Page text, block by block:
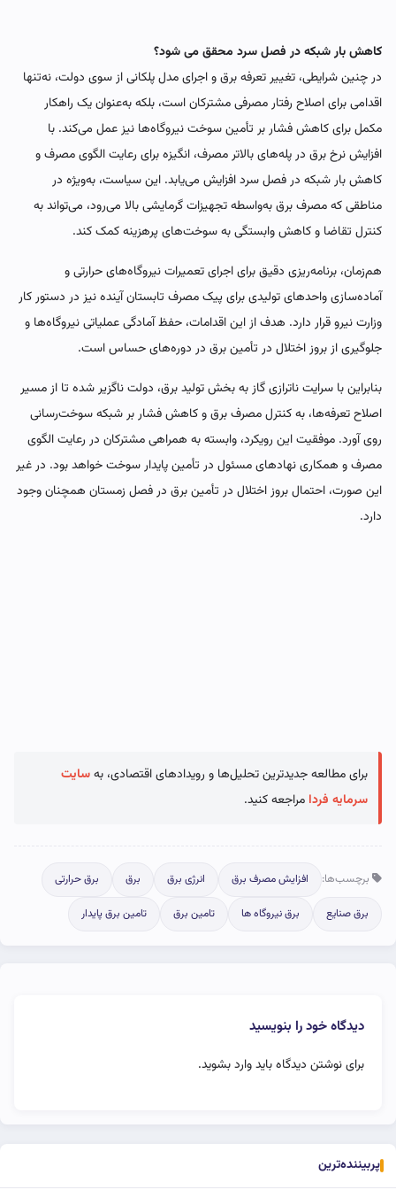
کاهش بار شبکه در فصل سرد محقق می شود؟
در چنین شرایطی، تغییر تعرفه برق و اجرای مدل پلکانی از سوی دولت، نه‌تنها
اقدامی برای اصلاح رفتار مصرفی مشترکان است، بلکه به‌عنوان یک راهکار
مکمل برای کاهش فشار بر تأمین سوخت نیروگاه‌ها نیز عمل می‌کند. با
افزایش نرخ برق در پله‌های بالاتر مصرف، انگیزه برای رعایت الگوی مصرف و
کاهش بار شبکه در فصل سرد افزایش می‌یابد. این سیاست، به‌ویژه در
مناطقی که مصرف برق به‌واسطه تجهیزات گرمایشی بالا می‌رود، می‌تواند به
کنترل تقاضا و کاهش وابستگی به سوخت‌های پرهزینه کمک کند.
هم‌زمان، برنامه‌ریزی دقیق برای اجرای تعمیرات نیروگاه‌های حرارتی و
آماده‌سازی واحدهای تولیدی برای پیک مصرف تابستان آینده نیز در دستور کار
وزارت نیرو قرار دارد. هدف از این اقدامات، حفظ آمادگی عملیاتی نیروگاه‌ها و
جلوگیری از بروز اختلال در تأمین برق در دوره‌های حساس است.
بنابراین با سرایت ناترازی گاز به بخش تولید برق، دولت ناگزیر شده تا از مسیر
اصلاح تعرفه‌ها، به کنترل مصرف برق و کاهش فشار بر شبکه سوخت‌رسانی
روی آورد. موفقیت این رویکرد، وابسته به همراهی مشترکان در رعایت الگوی
مصرف و همکاری نهادهای مسئول در تأمین پایدار سوخت خواهد بود. در غیر
این صورت، احتمال بروز اختلال در تأمین برق در فصل زمستان همچنان وجود
دارد.
برای مطالعه جدیدترین تحلیل‌ها و رویدادهای اقتصادی، بهسایت
سرمایه فردا مراجعه کنید.
برچسب‌ها: افزایش مصرف برق انرژی برق برق برق حرارتی
برق صنایع برق نیروگاه ها تامین برق تامین برق پایدار
دیدگاه خود را بنویسید
برای نوشتن دیدگاه بایدوارد بشوید.
پربیننده‌ترین